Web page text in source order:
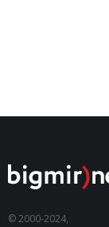
© 2000-2024,